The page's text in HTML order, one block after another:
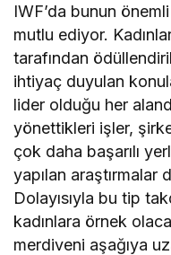
IWF’da bunun
mutlu ediyor.
tarafından
ihtiyaç duyulan
lider olduğu her
yönettikleri işler,
çok daha başarılı
yapılan araştırmalar
Dolayısıyla bu tip
kadınlara örnek
merdiveni aşağıya